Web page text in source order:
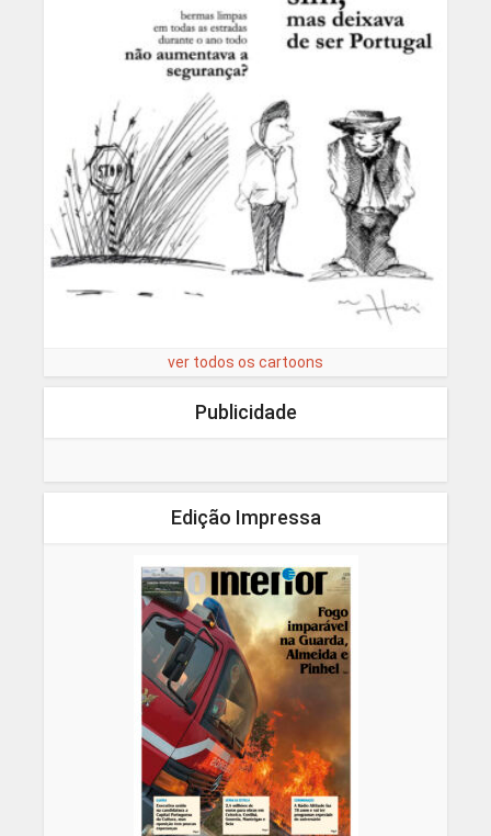
ver todos os cartoons
Publicidade
Edição Impressa